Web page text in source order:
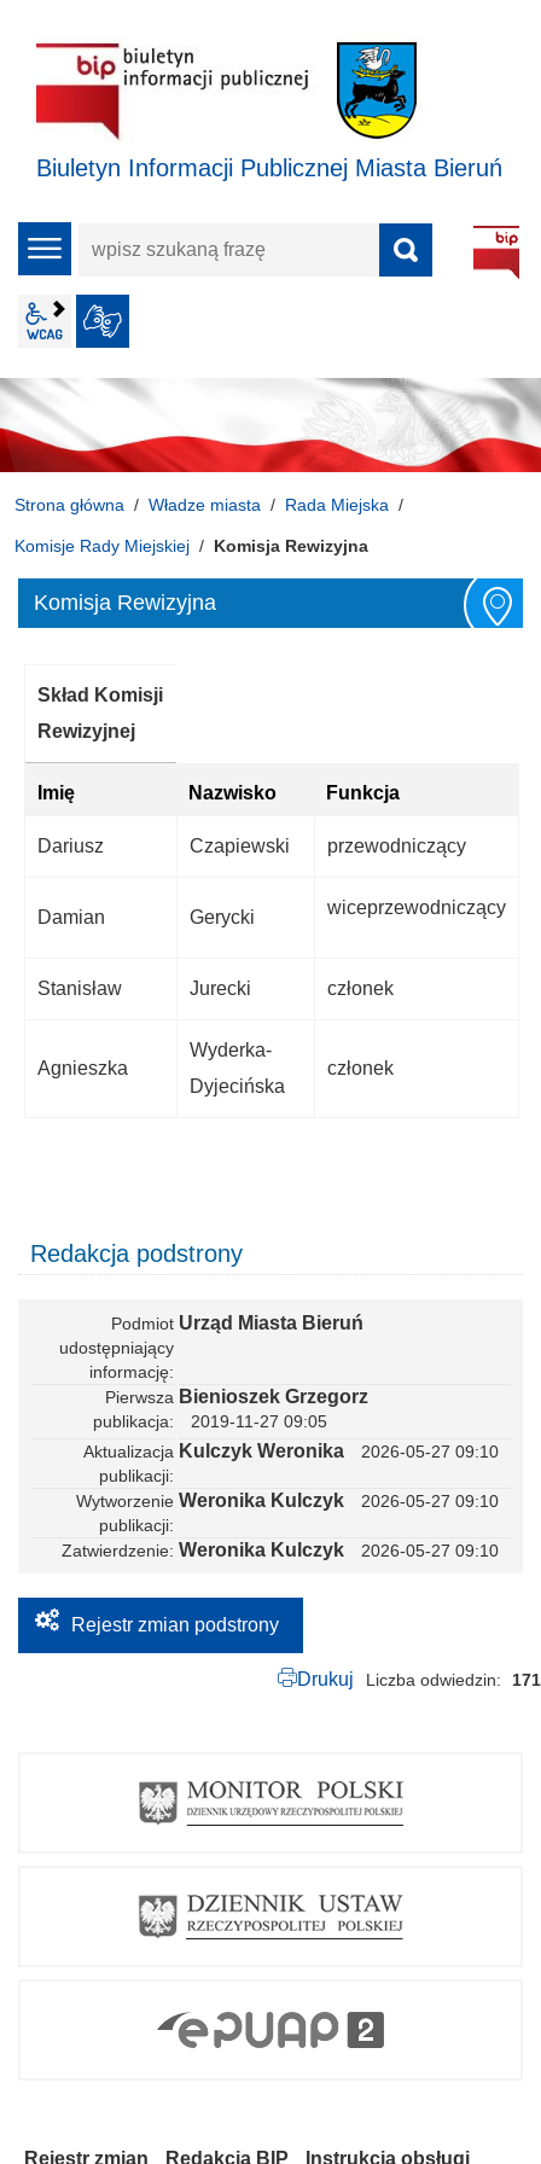
Biuletyn Informacji Publicznej Miasta Bieruń
menu
wpisz
frazę
wcag2.1
Strona główna Władze miasta Rada Miejska
Komisje Rady Miejskiej Komisja Rewizyjna
Komisja Rewizyjna
Skład Komisji
Rewizyjnej
Imię Nazwisko Funkcja
Dariusz Czapiewski przewodniczący
Damian Gerycki wiceprzewodniczący
Stanisław Jurecki członek
Agnieszka
Wyderka-
Dyjecińska
członek
Redakcja podstrony
Podmiot
udostępniający
informację
Urząd Miasta Bieruń
Pierwsza
publikacja
Bienioszek Grzegorz
2019-11-27 09:05
Aktualizacja
publikacji
Kulczyk Weronika 2026-05-27 09:10
Wytworzenie
publikacji
Weronika Kulczyk 2026-05-27 09:10
Zatwierdzenie Weronika Kulczyk 2026-05-27 09:10
Rejestr zmian podstrony
Drukuj Liczba odwiedzin 171
Rejestr zmian Redakcja BIP Instrukcja obsługi